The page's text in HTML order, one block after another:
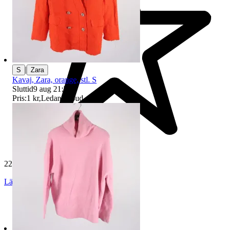
229 538 omdömen
Läs omdömen Följ
S | Zara
Kavaj, Zara, orange, stl. S
Sluttid9 aug 21:51
Pris:1 kr,Ledande bud.